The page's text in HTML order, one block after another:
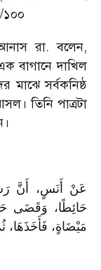
১০০
রা. বলেন,
বাগানে দাখিল
সর্বকনিষ্ঠ
তিনি পাত্রটা
عَنْ أَنَسٍ، أَنَّ
حَائِطًا، وَقَضَى
مَيْضَاةٍ، فَأَخَذَهَا،